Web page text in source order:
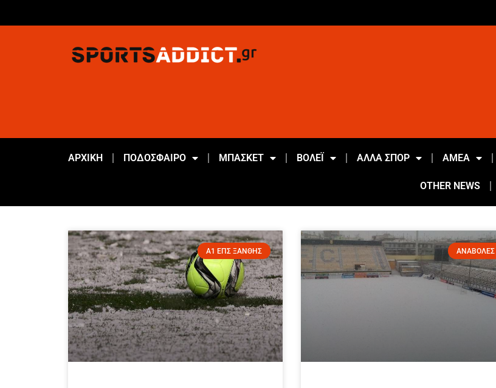
ΑΡΧΙΚΗ ΠΟΔΟΣΦΑΙΡΟ ΜΠΑΣΚΕΤ ΒΟΛΕΪ ΑΛΛΑ ΣΠΟΡ ΑΜΕΑ
OTHER NEWS
Α1 ΕΠΣ ΞΑΝΘΗΣ ΑΝΑΒΟΛΕΣ